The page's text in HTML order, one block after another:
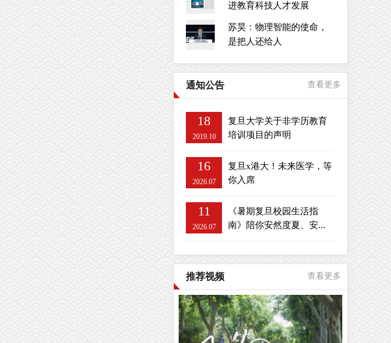
进教育科技人才发展
苏昊：物理智能的使命，
是把人还给人
通知公告 查看更多
18
2019.10
复旦大学关于非学历教育
培训项目的声明
16
2026.07
复旦x港大！未来医学，等
你入席
11
2026.07
《暑期复旦校园生活指
南》陪你安然度夏、安...
推荐视频 查看更多